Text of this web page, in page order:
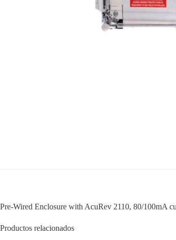
Pre-Wired Enclosure with AcuRev 2110, 80/100mA
Productos relacionados